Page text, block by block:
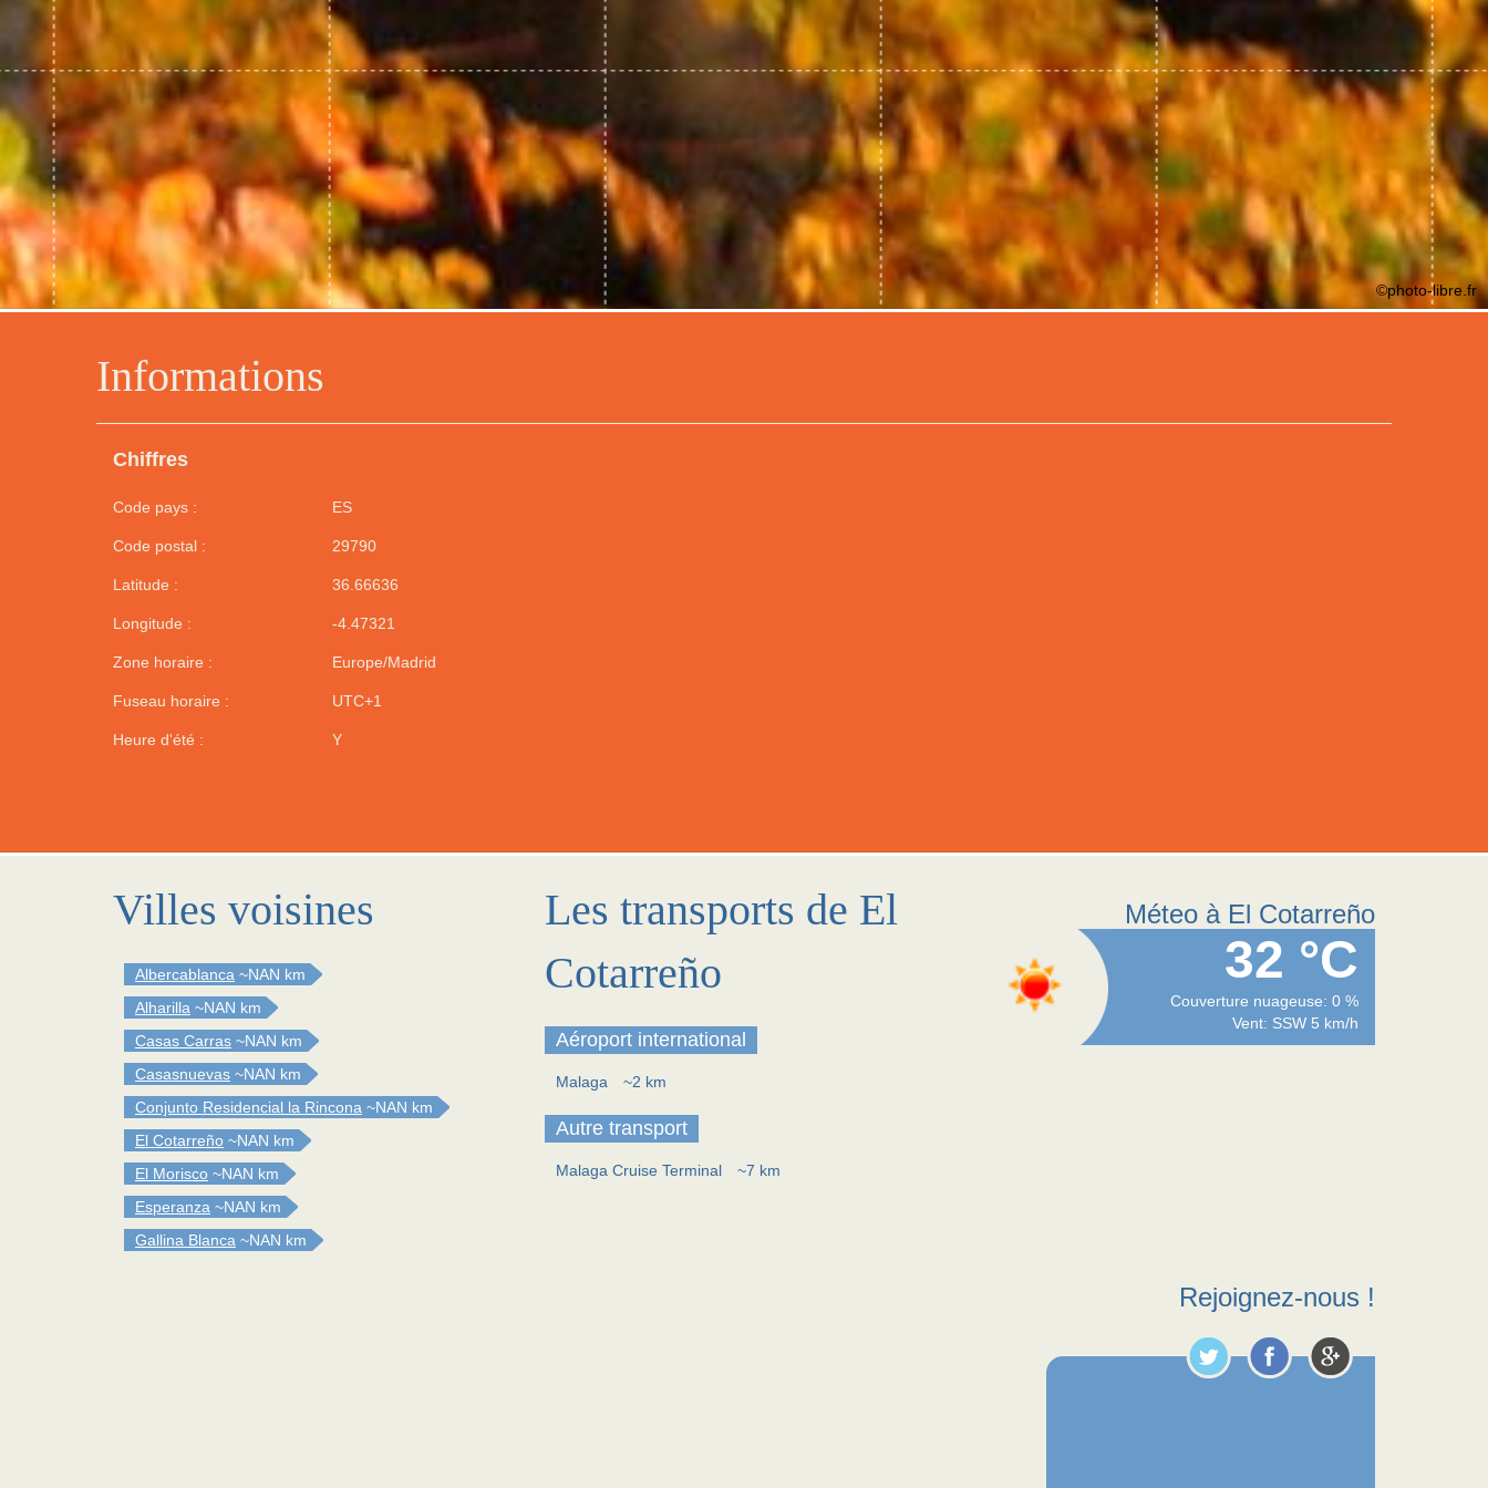
Informations
Chiffres
Code pays : ES
Code postal : 29790
Latitude : 36.66636
Longitude : -4.47321
Zone horaire : Europe/Madrid
Fuseau horaire : UTC+1
Heure d'été : Y
©photo-libre.fr
Villes voisines
Albercablanca ~NAN km
Alharilla ~NAN km
Casas Carras ~NAN km
Casasnuevas ~NAN km
Conjunto Residencial la Rincona ~NAN km
El Cotarreño ~NAN km
El Morisco ~NAN km
Esperanza ~NAN km
Gallina Blanca ~NAN km
Les transports de El
Cotarreño
Aéroport international
Malaga ~2 km
Autre transport
Malaga Cruise Terminal ~7 km
Méteo à El Cotarreño
32 °C
Couverture nuageuse: 0 %
Vent: SSW 5 km/h
Rejoignez-nous !